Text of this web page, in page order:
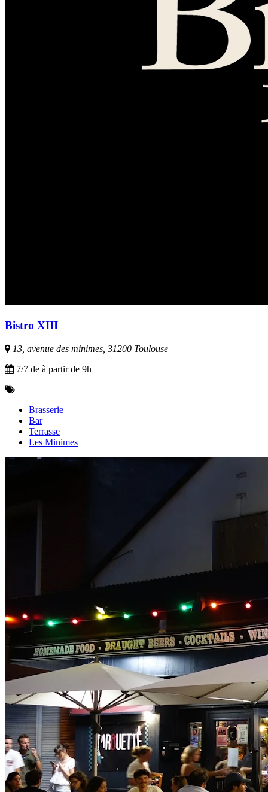
Bistro XIII
13, avenue des minimes, 31200 Toulouse
7/7 de à partir de 9h
Brasserie
Bar
Terrasse
Les Minimes